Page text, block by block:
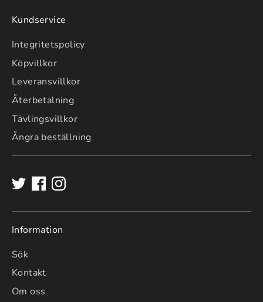
Kundservice
Integritetspolicy
Köpvillkor
Leveransvillkor
Återbetalning
Tävlingsvillkor
Ångra beställning
Information
Sök
Kontakt
Om oss